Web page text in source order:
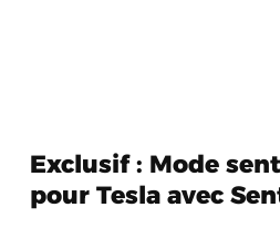
Exclusif : Mode
pour Tesla avec